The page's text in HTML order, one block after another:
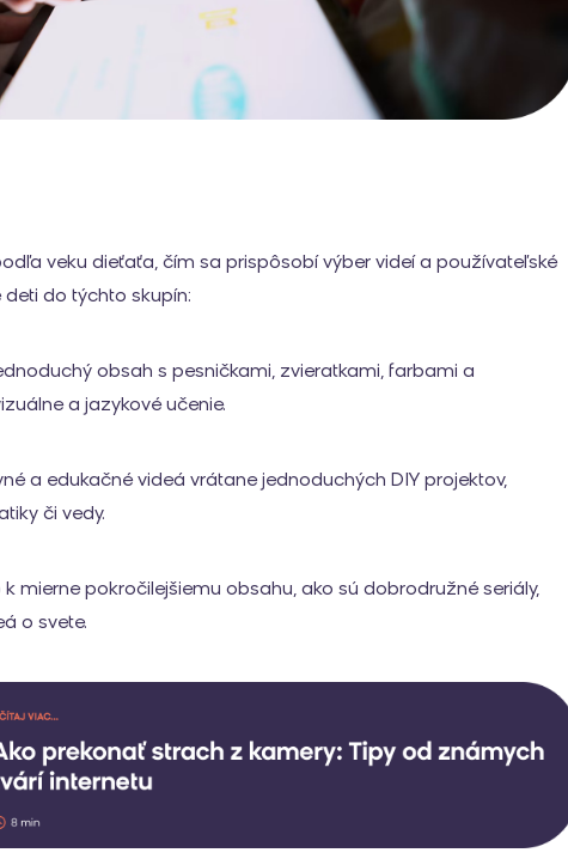
veku dieťaťa, čím sa prispôsobí výber videí a používateľské
deti do týchto skupín:
obsah s pesničkami, zvieratkami, farbami a
a jazykové učenie.
a edukačné videá vrátane jednoduchých DIY projektov,
či vedy.
k mierne pokročilejšiemu obsahu, ako sú dobrodružné seriály,
o svete.